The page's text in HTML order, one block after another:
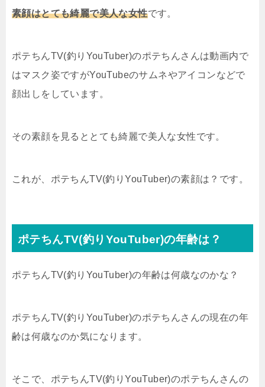
素顔はとても綺麗で美人な女性です。
ポテちんTV(釣りYouTuber)のポテちんさんは動画内で
はマスク姿ですがYouTubeのサムネやアイコンなどで
顔出しをしています。
その素顔を見るととても綺麗で美人な女性です。
これが、ポテちんTV(釣りYouTuber)の素顔は？です。
ポテちんTV(釣りYouTuber)の年齢は？
ポテちんTV(釣りYouTuber)の年齢は何歳なのかな？
ポテちんTV(釣りYouTuber)のポテちんさんの現在の年
齢は何歳なのか気になります。
そこで、ポテちんTV(釣りYouTuber)のポテちんさんの